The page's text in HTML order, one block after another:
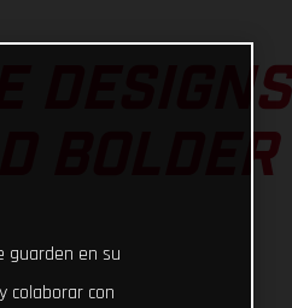
DESIGNS
BOLDER
guarden en su
colaborar con